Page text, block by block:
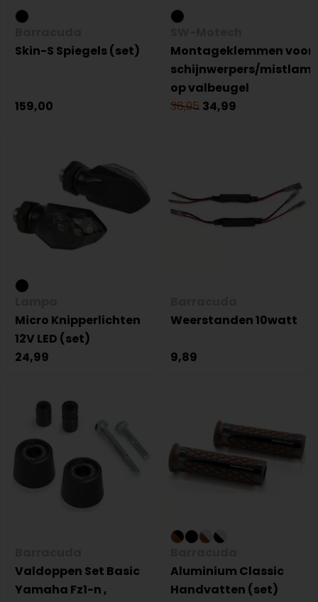
Skin-S Spiegels (set)
159,00
Montageklemmen voor
schijnwerpers/
op valbeugel
36,95 34,99
Micro Knipperlichten
12V LED (set)
24,99
Weerstanden 10watt
9,89
Valdoppen Set Basic
Yamaha Fz1-n ,
Aluminium Classic
Handvatten (set)